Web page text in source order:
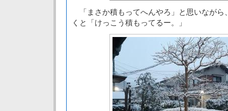
「まさか積もってへんやろ」と思いながら
くと「けっこう積もってるー。」